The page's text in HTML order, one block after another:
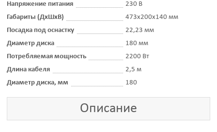
Напряжение питания
230 В
Габариты (ДхШхВ)
473х200х140 мм
Посадка под оснастку
22,23 мм
Диаметр диска
180 мм
Потребляемая мощность
2200 Вт
Длина кабеля
2,5 м
Диаметр диска, мм
180
Описание